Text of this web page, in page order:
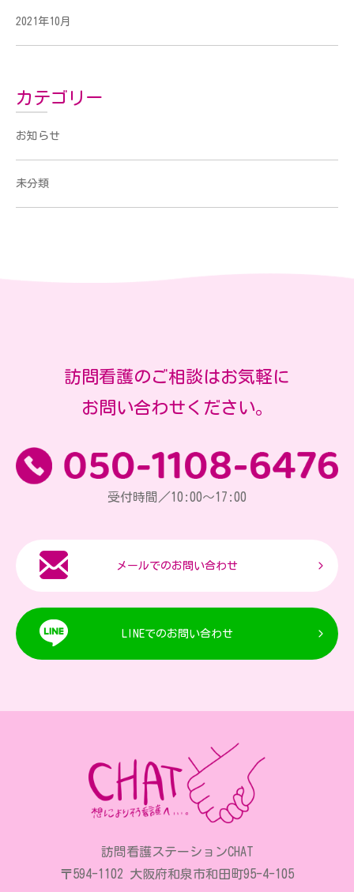
2021年10月
カテゴリー
お知らせ
未分類
訪問看護のご相談はお気軽に
お問い合わせください。
受付時間／10:00～17:00
メールでのお問い合わせ
LINEでのお問い合わせ
訪問看護ステーションCHAT
〒594-1102 大阪府和泉市和田町95-4-105